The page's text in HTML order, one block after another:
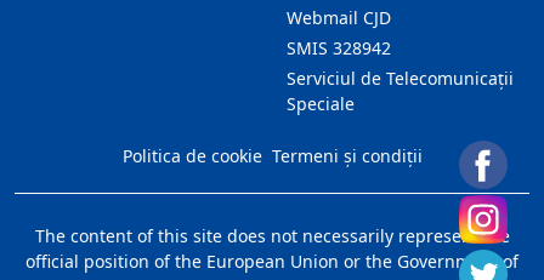
Webmail CJD
SMIS 328942
Serviciul de Telecomunicații
Speciale
Politica de cookie Termeni și condiții
The content of this site does not necessarily represent the
official position of the European Union or the Government of